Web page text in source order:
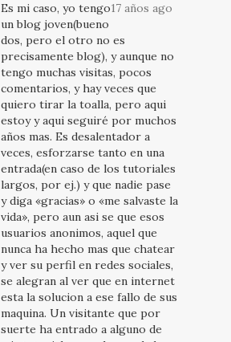
17 años ago
Es mi caso, yo tengo
un blog joven(bueno
dos, pero el otro no es
precisamente blog), y aunque no
tengo muchas visitas, pocos
comentarios, y hay veces que
quiero tirar la toalla, pero aqui
estoy y aqui seguiré por muchos
años mas. Es desalentador a
veces, esforzarse tanto en una
entrada(en caso de los tutoriales
largos, por ej.) y que nadie pase
y diga «gracias» o «me salvaste la
vida», pero aun asi se que esos
usuarios anonimos, aquel que
nunca ha hecho mas que chatear
y ver su perfil en redes sociales,
se alegran al ver que en internet
esta la solucion a ese fallo de sus
maquina. Un visitante que por
suerte ha entrado a alguno de